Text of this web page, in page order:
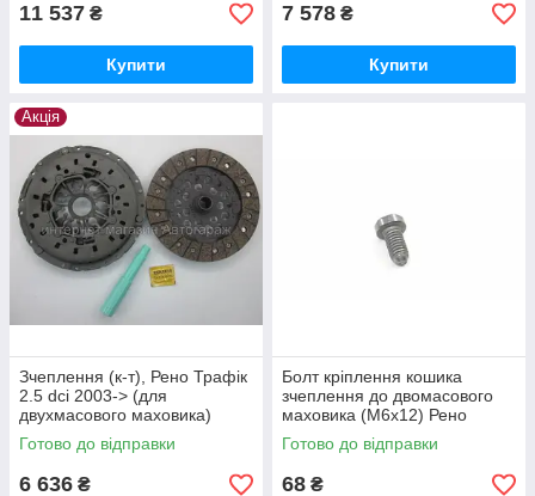
11 537 ₴
Купити
7 578 ₴
Купити
Акція
Зчеплення (к-т), Рено Трафік
2.5 dci 2003-> (для
двухмасового маховика)
Renault 7711135978
Готово до відправки
6 636 ₴
Болт кріплення кошика
зчеплення до двомасового
маховика (M6x12) Рено
Трафік — Nissan (Оригінал)
0112101Q6L
Готово до відправки
68 ₴